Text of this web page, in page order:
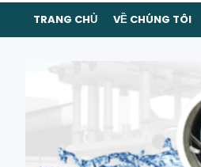
TRANG CHỦ VỀ CHÚNG TÔI